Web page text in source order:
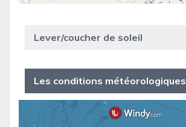
Lever/coucher de soleil
Les conditions météorologiques